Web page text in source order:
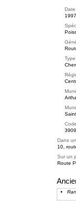
Dans
10,
Sur un
Route